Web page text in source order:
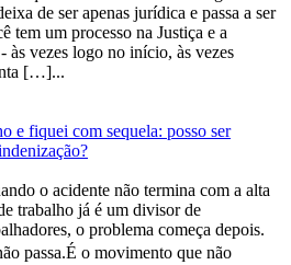
de ser apenas jurídica e passa a ser
tem um processo na Justiça e a
às vezes logo no início, às vezes
[…]...
e fiquei com sequela: posso ser
o acidente não termina com a alta
trabalho já é um divisor de
o problema começa depois.
passa.É o movimento que não